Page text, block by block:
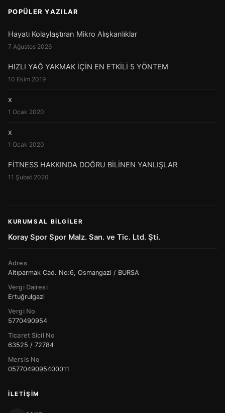
POPÜLER YAZILAR
Hayatı Kolaylaştıran Mikro Alışkanlıklar
7 Ağustos 2026
HIZLI YAĞ YAKMAK İÇİN EN ETKİLİ 5 YÖNTEM
10 Ekim 2019
x
1 Ocak 2020
x
1 Ocak 2020
FİTNESS HAKKINDA DOĞRU BİLİNEN YANLIŞLAR
11 Şubat 2020
KURUMSAL BILGILER
Koray Spor Spor Malz. San. ve Tic. Ltd. Şti.
Adres
Altıparmak Cad. No:6, Osmangazi / BURSA
Vergi Dairesi
Ertuğrulgazi
Vergi No
5770490954
Ticaret Sicil No
63525 / 72784
Mersis No
0577049095400011
İLETIŞIM